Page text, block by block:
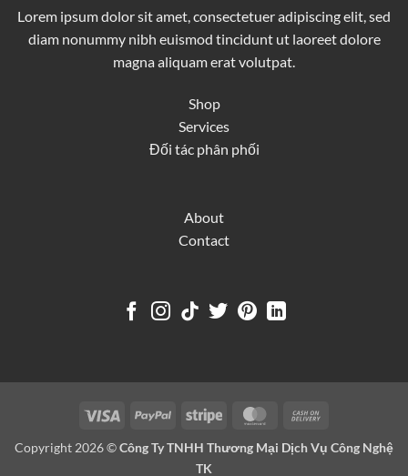
Lorem ipsum dolor sit amet, consectetuer adipiscing elit, sed
diam nonummy nibh euismod tincidunt ut laoreet dolore
magna aliquam erat volutpat.
Shop
Services
Đối tác phân phối
About
Contact
Visa PayPal Stripe MasterCard
Delivery
Copyright 2026 ©Công Ty TNHH Thương Mại Dịch Vụ Công Nghệ
TK